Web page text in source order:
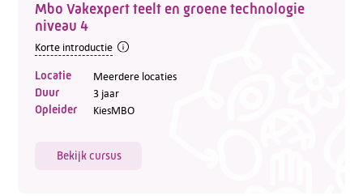
Mbo Vakexpert teelt en groene technologie
niveau 4
Korte introductie
Locatie Meerdere locaties
Duur 3 jaar
Opleider KiesMBO
Bekijk cursus